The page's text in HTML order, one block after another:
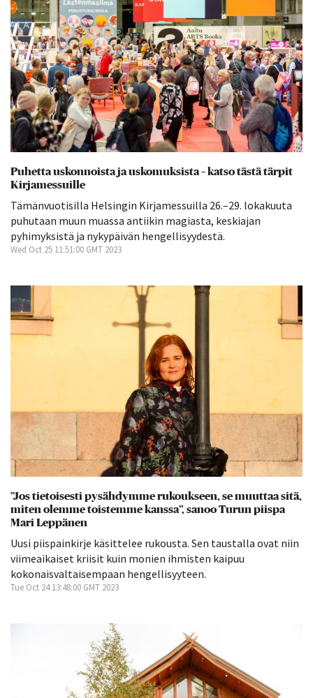
Puhetta uskonnoista ja uskomuksista – katso tästä tärpit
Kirjamessuille
Tämänvuotisilla Helsingin Kirjamessuilla 26.–29. lokakuuta
puhutaan muun muassa antiikin magiasta, keskiajan
pyhimyksistä ja nykypäivän hengellisyydestä.
Wed Oct 25 11:51:00 GMT 2023
”Jos tietoisesti pysähdymme rukoukseen, se muuttaa sitä,
miten olemme toistemme kanssa”, sanoo Turun piispa
Mari Leppänen
Uusi piispainkirje käsittelee rukousta. Sen taustalla ovat niin
viimeaikaiset kriisit kuin monien ihmisten kaipuu
kokonaisvaltaisempaan hengellisyyteen.
Tue Oct 24 13:48:00 GMT 2023